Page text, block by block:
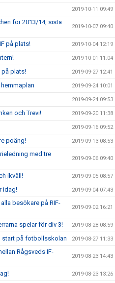
2019-10-11 09:49
för 2013/14, sista
2019-10-07 09:40
på plats! 2019-10-04 12:19
2019-10-01 11:04
på plats! 2019-09-27 12:41
2019-09-24 10:01
2019-09-24 09:53
och Trevi! 2019-09-20 11:38
2019-09-16 09:52
poäng! 2019-09-13 08:53
med tre
2019-09-06 09:40
ikväll! 2019-09-05 08:57
idag! 2019-09-04 07:43
besökare på RIF-
2019-09-02 16:21
spelar för div 3! 2019-08-28 08:59
start på fotbollsskolan 2019-08-27 11:33
Rågsveds IF-
2019-08-23 14:43
2019-08-23 13:26